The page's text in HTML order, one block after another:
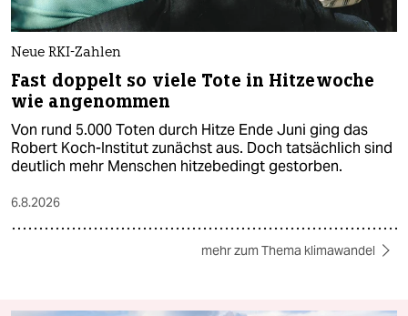
Neue RKI-Zahlen
Fast doppelt so viele Tote in Hitzewoche
wie angenommen
Von rund 5.000 Toten durch Hitze Ende Juni ging das
Robert Koch-Institut zunächst aus. Doch tatsächlich sind
deutlich mehr Menschen hitzebedingt gestorben.
6.8.2026
mehr zum Thema klimawandel